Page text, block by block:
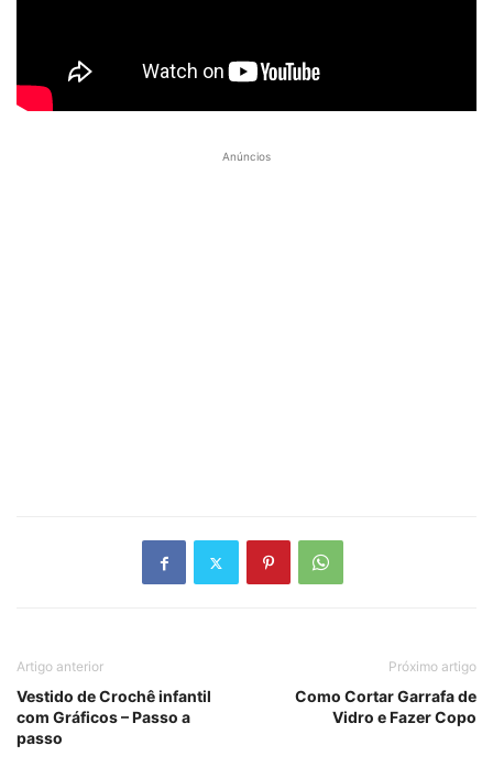
Anúncios
Artigo anterior
Vestido de Crochê infantil
com Gráficos – Passo a
passo
Próximo artigo
Como Cortar Garrafa de
Vidro e Fazer Copo